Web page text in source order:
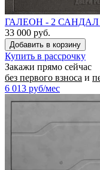
ГАЛЕОН - 2
33 000 руб.
Купить в рассрочку
Закажи прямо сейчас
без первого взноса и
6 013 руб/мес